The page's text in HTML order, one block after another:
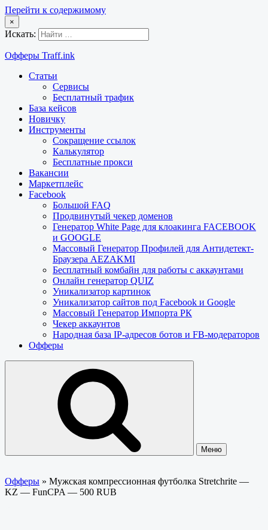
Перейти к содержимому
×
Искать:
Офферы Traff.ink
Статьи
Сервисы
Бесплатный трафик
База кейсов
Новичку
Инструменты
Сокращение ссылок
Калькулятор
Бесплатные прокси
Вакансии
Маркетплейс
Facebook
Большой FAQ
Продвинутый чекер доменов
Генератор White Page для клоакинга FACEBOOK
и GOOGLE
Массовый Генератор Профилей для Антидетект-
Браузера AEZAKMI
Бесплатный комбайн для работы с аккаунтами
Онлайн генератор QUIZ
Уникализатор картинок
Уникализатор сайтов под Facebook и Google
Массовый Генератор Импорта РК
Чекер аккаунтов
Народная база IP-адресов ботов и FB-модераторов
Офферы
Меню
Офферы » Мужская компрессионная футболка Stretchrite —
KZ — FunCPA — 500 RUB